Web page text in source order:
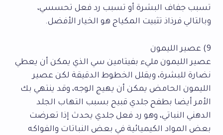
تسبب جفاف البشرة أو تسبب رد فعل تحسسي،
وبالتالي فرذاذ تثبيت المكياج هو الخيار الأفضل.
9) عصير الليمون
عصير الليمون مليء بفيتامين سي الذي يمكن أن يعطي
نضارة للبشرة، ويقلل الخطوط الدقيقة لكن عصير
الليمون الحامض يمكن أن يهيج الوجه، وقد ينتهي بك
الأمر أيضا بطفح جلدي قبيح بسبب التهاب الجلد
الدهني النباتي، وهو رد فعل جلدي يحدث إذا تعرضت
بعض المواد الكيميائية في بعض النباتات والفواكه